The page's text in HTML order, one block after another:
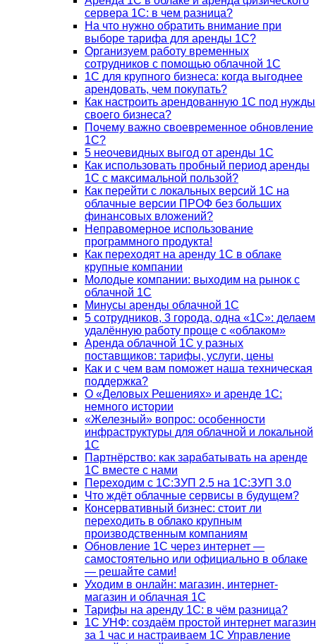
сервера 1С: в чем разница?
На что нужно обратить внимание при
выборе тарифа для аренды 1С?
Организуем работу временных
сотрудников с помощью облачной 1С
1С для крупного бизнеса: когда выгоднее
арендовать, чем покупать?
Как настроить арендованную 1С под нужды
своего бизнеса?
Почему важно своевременное обновление
1С?
5 неочевидных выгод от аренды 1С
Как использовать пробный период аренды
1С с максимальной пользой?
Как перейти с локальных версий 1С на
облачные версии ПРОФ без больших
финансовых вложений?
Неправомерное использование
программного продукта!
Как переходят на аренду 1С в облаке
крупные компании
Молодые компании: выходим на рынок с
облачной 1С
Минусы аренды облачной 1С
5 сотрудников, 3 города, одна «1С»: делаем
удалённую работу проще с «облаком»
Аренда облачной 1С у разных
поставщиков: тарифы, услуги, цены
Как и с чем вам поможет наша техническая
поддержка?
О «Деловых Решениях» и аренде 1С:
немного истории
«Железный» вопрос: особенности
инфраструктуры для облачной и локальной
1С
Партнёрство: как зарабатывать на аренде
1С вместе с нами
Переходим с 1С:ЗУП 2.5 на 1С:ЗУП 3.0
Что ждёт облачные сервисы в будущем?
Консервативный бизнес: стоит ли
переходить в облако крупным
производственным компаниям
Обновление 1С через интернет —
самостоятельно или официально в облаке
— решайте сами!
Уходим в онлайн: магазин, интернет-
магазин и облачная 1С
Тарифы на аренду 1С: в чём разница?
1С УНФ: создаём простой интернет магазин
за 1 час и настраиваем 1С Управление